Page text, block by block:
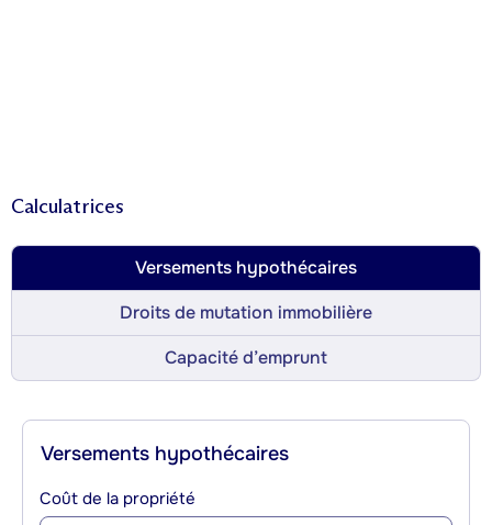
Calculatrices
Versements hypothécaires
Droits de mutation immobilière
Capacité d’emprunt
Versements hypothécaires
Coût de la propriété